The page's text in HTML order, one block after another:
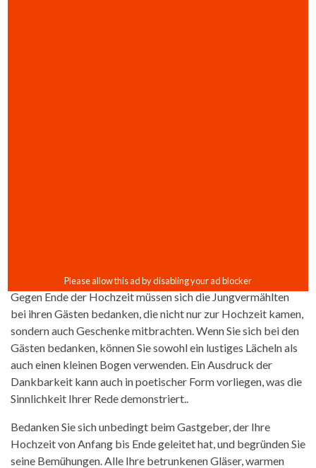
Gegen Ende der Hochzeit müssen sich die Jungvermählten
bei ihren Gästen bedanken, die nicht nur zur Hochzeit kamen,
sondern auch Geschenke mitbrachten. Wenn Sie sich bei den
Gästen bedanken, können Sie sowohl ein lustiges Lächeln als
auch einen kleinen Bogen verwenden. Ein Ausdruck der
Dankbarkeit kann auch in poetischer Form vorliegen, was die
Sinnlichkeit Ihrer Rede demonstriert..
Bedanken Sie sich unbedingt beim Gastgeber, der Ihre
Hochzeit von Anfang bis Ende geleitet hat, und begründen Sie
seine Bemühungen. Alle Ihre betrunkenen Gläser, warmen